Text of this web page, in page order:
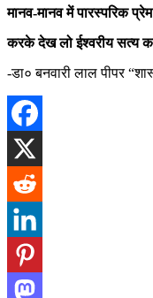
मानव-मानव में पारस्परिक
करके देख लो ईश्वरीय सत्य
-डा० बनवारी लाल पीपर